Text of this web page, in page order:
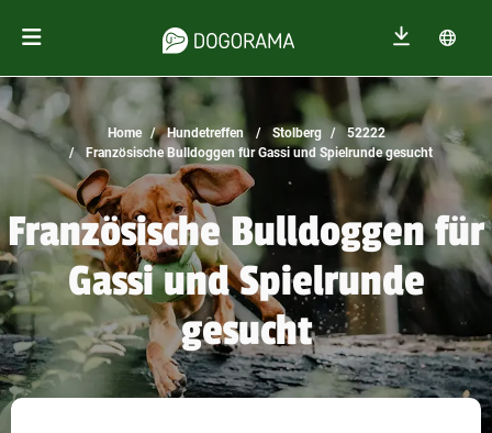
Home Hundetreffen Stolberg
52222
Französische Bulldoggen für Gassi und Spielrunde gesucht
Französische Bulldoggen für
Gassi und Spielrunde
gesucht